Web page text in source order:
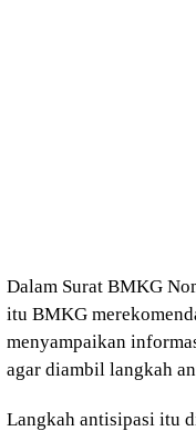
Dalam Surat BMKG
itu BMKG
menyampaikan
agar diambil langkah
Langkah antisipasi itu